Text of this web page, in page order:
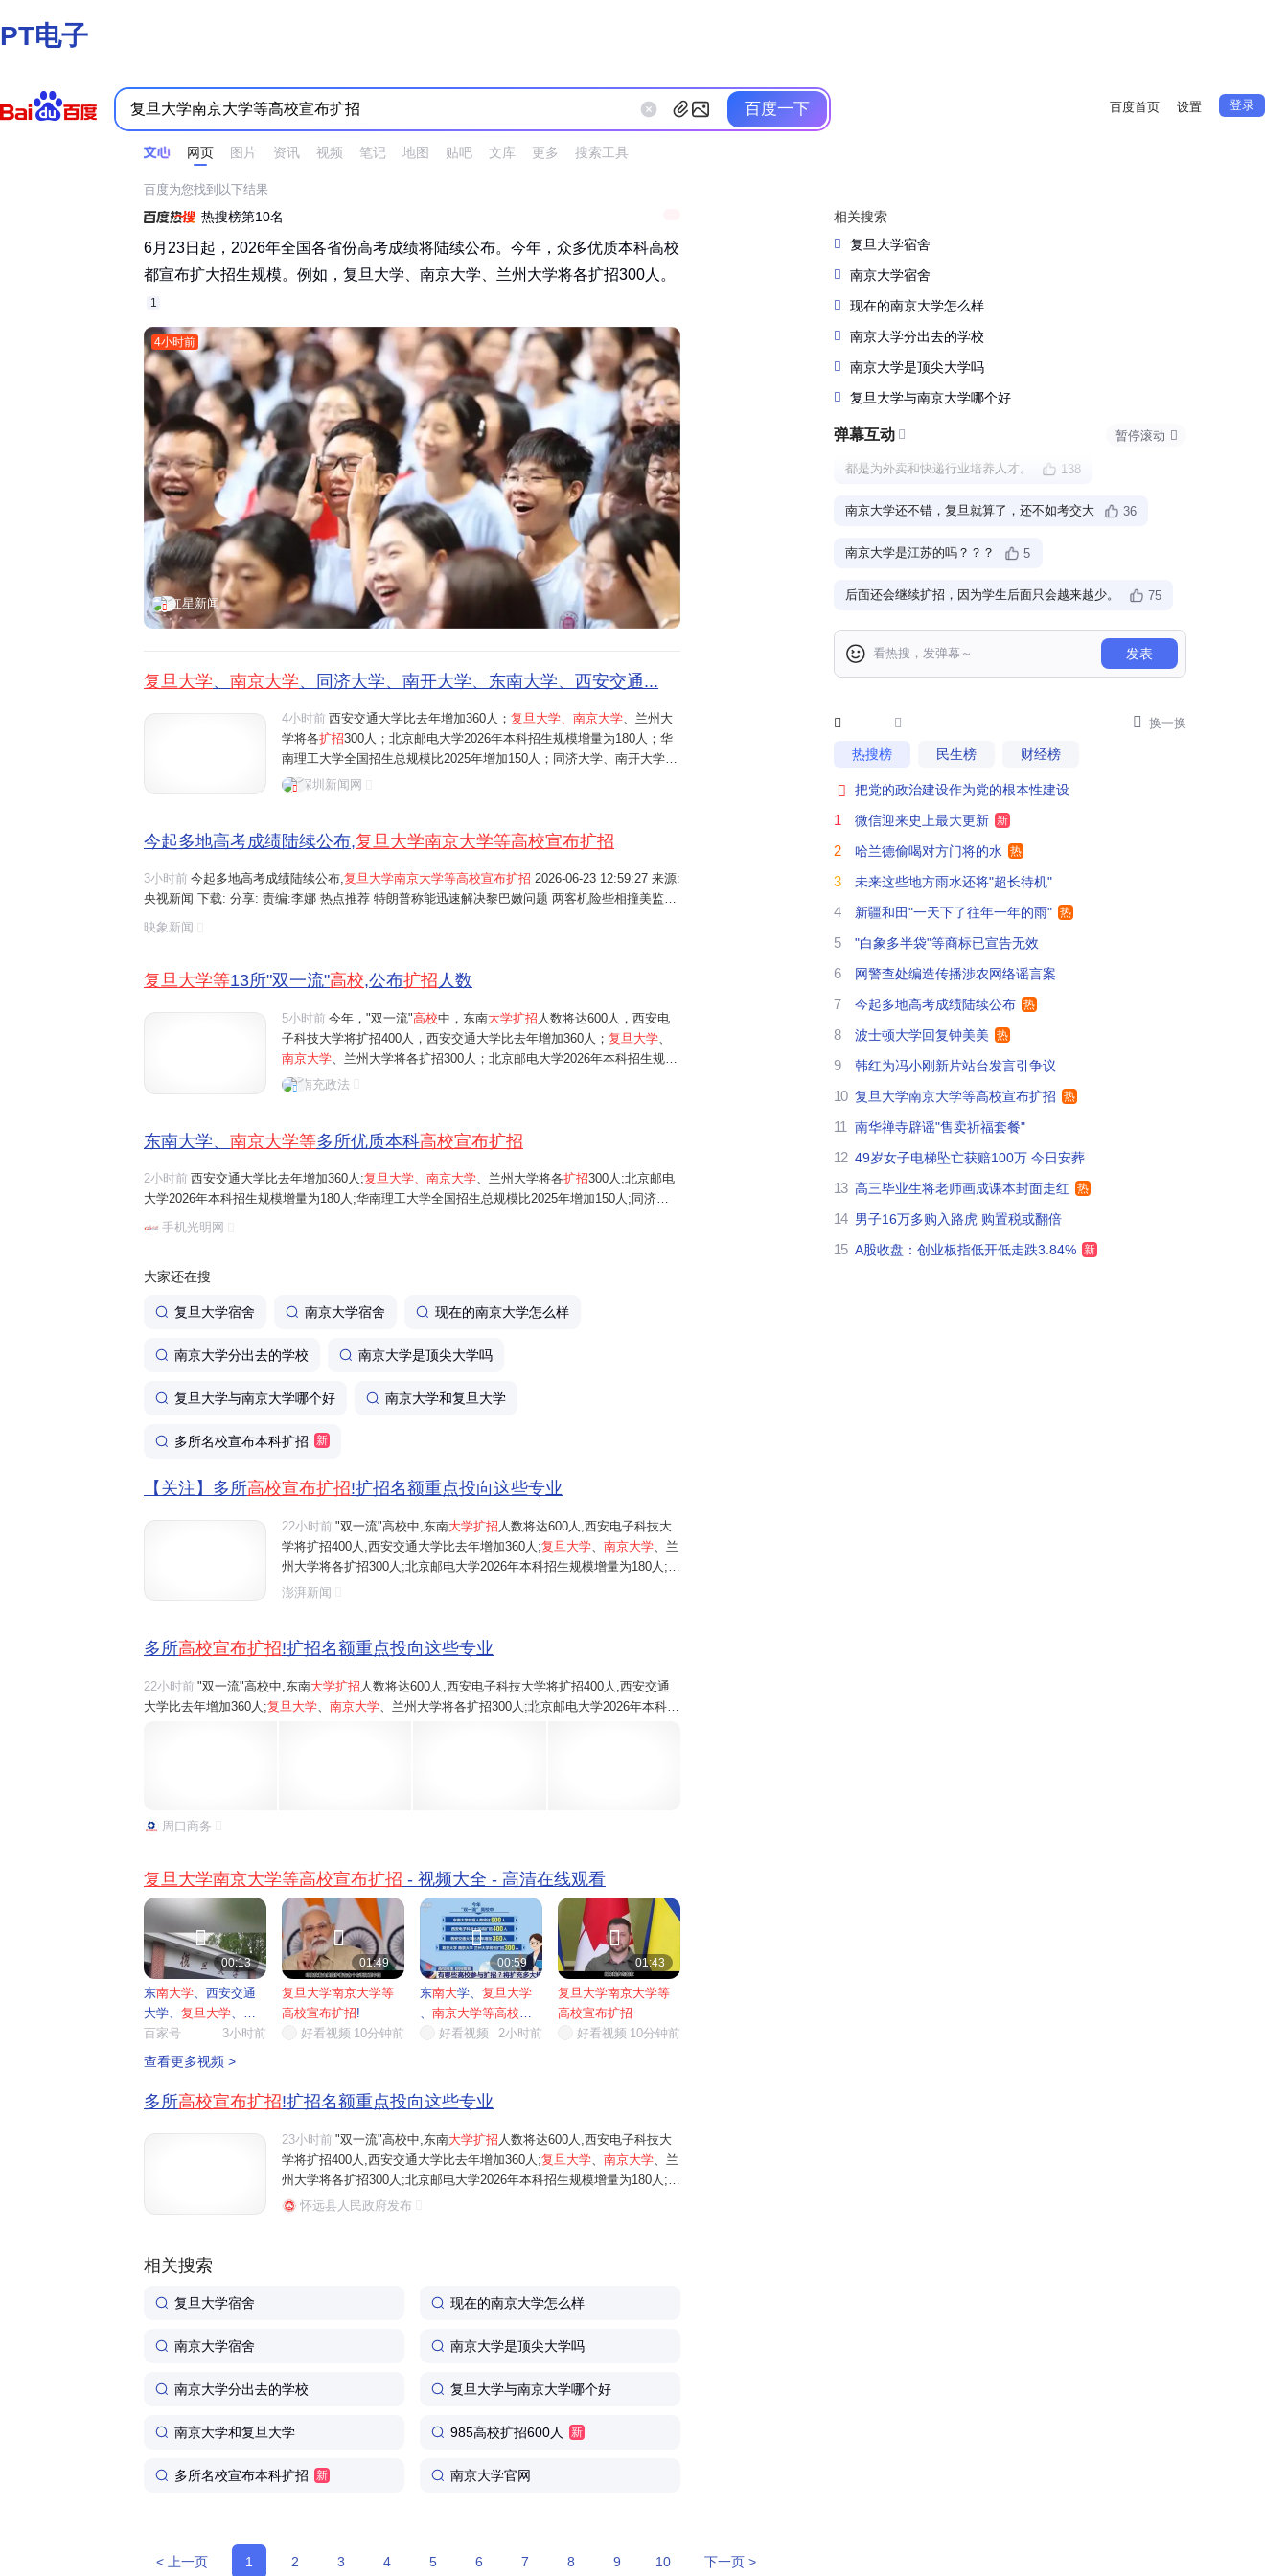
PT电子
百度一下 百度首页 设置 登录
网页 图片 资讯 视频 笔记 地图 贴吧 文库 更多 搜索工具
相关搜索
复旦大学宿舍
南京大学宿舍
现在的南京大学怎么样
南京大学分出去的学校
南京大学是顶尖大学吗
复旦大学与南京大学哪个好
弹幕互动  暂停滚动 
138
都是为外卖和快递行业培养人才。
36
南京大学还不错，复旦就算了，还不如考交大
5
南京大学是江苏的吗？？？
75
后面还会继续扩招，因为学生后面只会越来越少。
36
扩招300人，一个标准寝室住6个，那就是50个寝室，得盖一栋宿舍楼啊
48
产业扩张啊，又有一部分"沉睡"资金被召唤出来。
千万别去武汉大学
愿每个孩子被合适学校录取
我想到了我们那时候扩招。新一次的轮回
32
努力赚钱，从高校开始！
武大法学别扩招就可以了
7
高考生今晚注定无眠
138
都是为外卖和快递行业培养人才。
5
南京大学是江苏的吗？？？
后面还会继续扩招，因为学生后面只会越来越少。
发表
   换一换
热搜榜 民生榜 财经榜
 把党的政治建设作为党的根本性建设
1 微信迎来史上最大更新 新
2 哈兰德偷喝对方门将的水 热
3 未来这些地方雨水还将"超长待机"
4 新疆和田"一天下了往年一年的雨" 热
5 "白象多半袋"等商标已宣告无效
6 网警查处编造传播涉农网络谣言案
7 今起多地高考成绩陆续公布 热
8 波士顿大学回复钟美美 热
9 韩红为冯小刚新片站台发言引争议
10 复旦大学南京大学等高校宣布扩招 热
11 南华禅寺辟谣"售卖祈福套餐"
12 49岁女子电梯坠亡获赔100万 今日安葬
13 高三毕业生将老师画成课本封面走红 热
14 男子16万多购入路虎 购置税或翻倍
15 A股收盘：创业板指低开低走跌3.84% 新
时间不限 所有网页和文件 站点内检索
百度为您找到以下结果
热搜榜第10名
6月23日起，2026年全国各省份高考成绩将陆续公布。今年，众多优质本科高校
都宣布扩大招生规模。例如，复旦大学、南京大学、兰州大学将各扩招300人。‌‌
1
4小时前
红星新闻
复旦大学、 南京大学、同济大学、南开大学、东南大学、西安交通...
4小时前 西安交通大学比去年增加360人； 复旦大学、南京大学、兰州大
学将各扩招300人；北京邮电大学2026年本科招生规模增量为180人；华
南理工大学全国招生总规模比2025年增加150人；同济大学、南开大学、
山东大学、中央财经大学、中国矿业大学（北京）等高校，2026年均新
深圳新闻网
今起多地高考成绩陆续公布,复旦大学南京大学等高校宣布扩招
3小时前 今起多地高考成绩陆续公布,复旦大学南京大学等高校宣布扩招 2026-06-23 12:59:27 来源:
央视新闻 下载: 分享: 责编:李娜 热点推荐 特朗普称能迅速解决黎巴嫩问题 两客机险些相撞美监管
部门启动调查 金价冲击5200美元难度大增,美银,德银,大摩等五大投行集体转向? 南方强降雨"梅完
映象新闻
复旦大学等13所"双一流"高校,公布扩招 人数
5小时前 今年，"双一流"高校中，东南大学扩招 人数将达600人，西安电
子科技大学将扩招400人，西安交通大学比去年增加360人； 复旦大学
南京大学 、兰州大学将各扩招300人；北京邮电大学2026年本科招生规模
增量为180人；华南理工大学全国招生总规模比2025年增加150人；同济
南充政法
东南大学、 南京大学等多所优质本科高校宣布扩招
2小时前 西安交通大学比去年增加360人;复旦大学、南京大学、兰州大学将各扩招300人;北京邮电
大学2026年本科招生规模增量为180人;华南理工大学全国招生总规模比2025年增加150人;同济大
学、南开大学、山东大学、中央财经大学、中国矿业大学(北京)等高校,2026年均新增100个招生名
手机光明网
大家还在搜
复旦大学宿舍 南京大学宿舍 现在的南京大学怎么样
南京大学分出去的学校 南京大学是顶尖大学吗
复旦大学与南京大学哪个好 南京大学和复旦大学
多所名校宣布本科扩招 新
【关注】多所高校宣布扩招!扩招名额重点投向这些专业
22小时前 "双一流"高校中,东南大学扩招 人数将达600人,西安电子科技大
学将扩招400人,西安交通大学比去年增加360人;复旦大学 南京大学 、兰
州大学将各扩招300人;北京邮电大学2026年本科招生规模增量为180人;华
南理工大学全国招生总规模比2025年增加150人;同济大学、南开大学、
澎湃新闻
多所高校宣布扩招!扩招名额重点投向这些专业
22小时前 "双一流"高校中,东南大学扩招 人数将达600人,西安电子科技大学将扩招400人,西安交通
大学比去年增加360人;复旦大学 南京大学 、兰州大学将各扩招300人;北京邮电大学2026年本科招
6
周口商务
复旦大学南京大学等高校宣布扩招 - 视频大全 - 高清在线观看

00:13
东南大学、西安交通
大学、 复旦大学、 南
京大学
百家号 3小时前

01:49
复旦大学南京大学等
高校宣布扩招!
好看视频 10分钟前

00:59
东南大学、 复旦大学
、 南京大学等高校宣
布扩招...
好看视频 2小时前

01:43
复旦大学南京大学等
高校宣布扩招
好看视频 10分钟前
查看更多视频 >
多所高校宣布扩招!扩招名额重点投向这些专业
23小时前 "双一流"高校中,东南大学扩招 人数将达600人,西安电子科技大
学将扩招400人,西安交通大学比去年增加360人;复旦大学 南京大学 、兰
州大学将各扩招300人;北京邮电大学2026年本科招生规模增量为180人;华
南理工大学全国招生总规模比2025年增加150人;同济大学、南开大学...
怀远县人民政府发布
相关搜索
复旦大学宿舍 现在的南京大学怎么样
南京大学宿舍 南京大学是顶尖大学吗
南京大学分出去的学校 复旦大学与南京大学哪个好
南京大学和复旦大学 985高校扩招600人 新
多所名校宣布本科扩招 新 南京大学官网
< 上一页 1 2 3 4 5 6 7 8 9 10 下一页 >